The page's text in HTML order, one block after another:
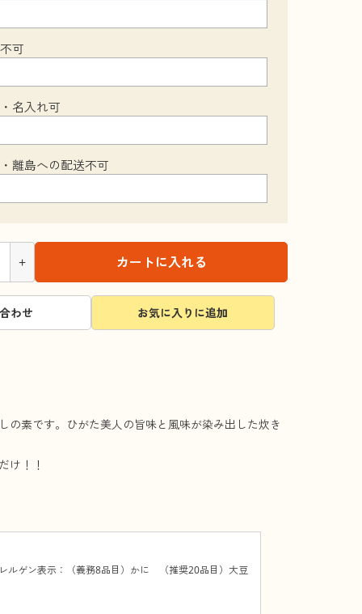
可
名入れ可
離島への配送不可
+ カートに入れる
わせ お気に入りに追加
素です。ひがた美人の旨味と風味が染み出した炊き
け！！
ルゲン表示：（義務8品目）かに （推奨20品目）大豆